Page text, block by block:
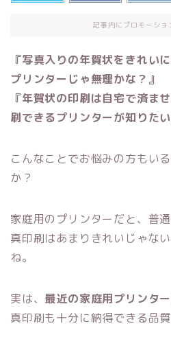
記事内にプロモーショ
『写真入りの年賀状をきれい
プリンターじゃ無理かな？』
『年賀状の印刷は自宅で済ま
刷できるプリンターが知りたい
こんなことでお悩みの方もい
か？
家庭用のプリンターだと、普
真印刷はあまりきれいじゃな
ね。
実は、 最近の家庭用プリンタ
真印刷も十分に納得できる品質